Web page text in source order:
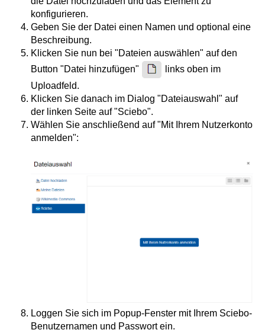
konfigurieren.
Geben Sie der Datei einen Namen und optional eine
Beschreibung.
Klicken Sie nun bei "Dateien auswählen" auf den
Button "Datei hinzufügen"
links oben im
Uploadfeld.
Klicken Sie danach im Dialog "Dateiauswahl" auf
der linken Seite auf "Sciebo".
Wählen Sie anschließend auf "Mit Ihrem Nutzerkonto
anmelden":
Loggen Sie sich im Popup-Fenster mit Ihrem Sciebo-
Benutzernamen und Passwort ein.